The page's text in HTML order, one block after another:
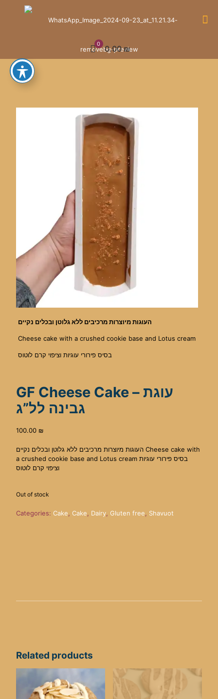
0 0.00 ₪
העוגות מיוצרות מרכיבים ללא גלוטן ובכלים נקיים
Cheese cake with a crushed cookie base and Lotus cream
בסיס פירורי עוגיות וציפוי קרם לוטוס
GF Cheese Cake – עוגת
גבינה לל”ג
100.00 ₪
העוגות מיוצרות מרכיבים ללא גלוטן ובכלים נקיים Cheese cake with
a crushed cookie base and Lotus cream בסיס פירורי עוגיות
וציפוי קרם לוטוס
Out of stock
Categories: Cake Cake Dairy Gluten free Shavuot
Related products